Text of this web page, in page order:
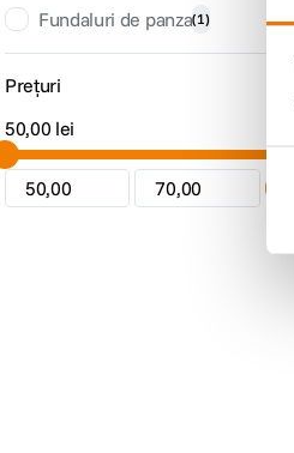
Fundaluri de panza(1)
Prețuri
50,00 lei